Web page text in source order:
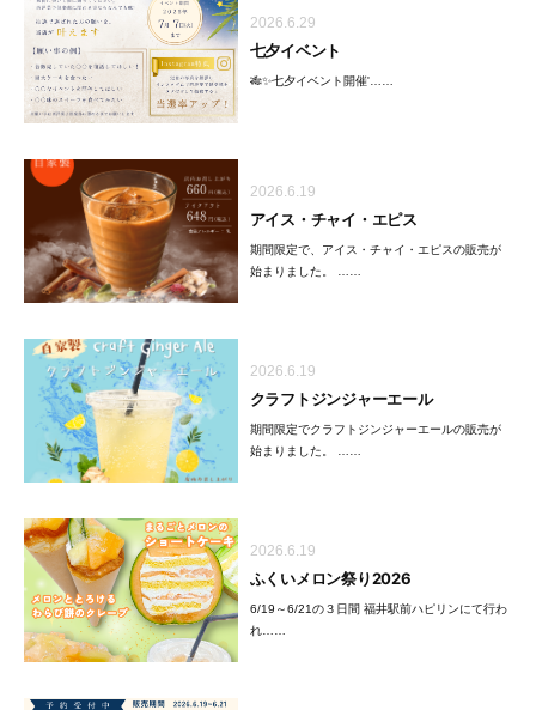
2026.6.29
七夕イベント
🎋✨七夕イベント開催'……
2026.6.19
アイス・チャイ・エピス
期間限定で、アイス・チャイ・エピスの販売が
始まりました。 ……
2026.6.19
クラフトジンジャーエール
期間限定でクラフトジンジャーエールの販売が
始まりました。 ……
2026.6.19
ふくいメロン祭り2026
6/19～6/21の３日間 福井駅前ハピリンにて行わ
れ……